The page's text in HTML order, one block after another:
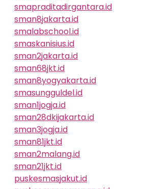
smapraditadirgantara.id
sman8jakarta.id
smalabschool.id
smaskanisius.id
sman2jakarta.id
sman68jkt.id
sman8yogyakarta.id
smasungguldel.id
sman1jogja.id
sman28dkijakarta.id
sman3jogja.id
sman81jkt.id
sman2malang.id
sman21jkt.id
puskesmasjakut.id